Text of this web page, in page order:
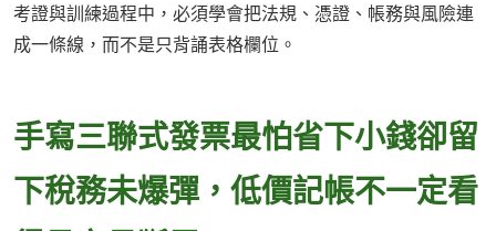
考證與訓練過程中，必須學會把法規、憑證、帳務與風險連
成一條線，而不是只背誦表格欄位。
手寫三聯式發票最怕省下小錢卻留
下稅務未爆彈，低價記帳不一定看